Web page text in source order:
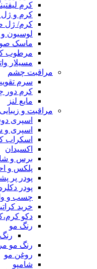
کرم
کرم و ژل
کرم/ ژل
لوسیون
ماسک
مرطوب
مسیلار
مراقبت چشم
سرم
کرم دور
مایع لنز
مراقبت و
اسپری
اسپری و
اسکراب
اکسیدان
برس و
پلکس و
پودر پر
پودر
چسب و
خرید
دکو
رنگ مو
رنگ مو
روغن مو
شامپو